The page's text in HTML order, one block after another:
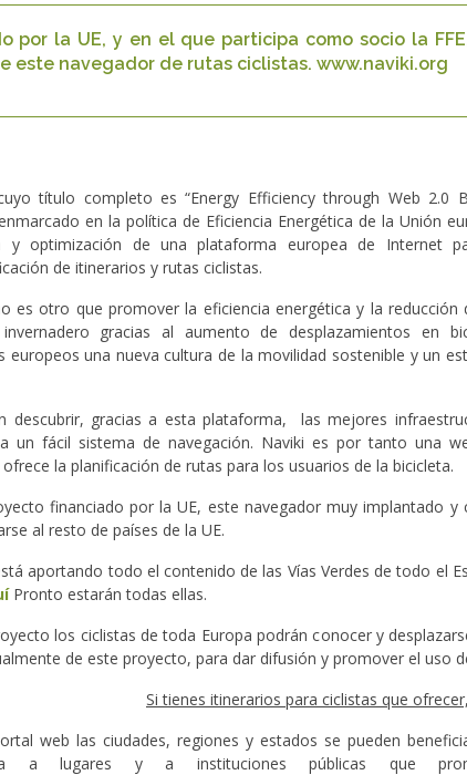
por la UE, y en el que participa como socio la
este navegador de rutas ciclistas. www.naviki.org
título completo es “Energy Efficiency through Web 2.0
en la política de Eficiencia Energética de la Unión
y optimización de una plataforma europea de Internet
de itinerarios y rutas ciclistas.
es otro que promover la eficiencia energética y la reducción
gracias al aumento de desplazamientos en
una nueva cultura de la movilidad sostenible y un
descubrir, gracias a esta plataforma, las mejores
un fácil sistema de navegación. Naviki es por tanto una
la planificación de rutas para los usuarios de la bicicleta.
financiado por la UE, este navegador muy implantado
al resto de países de la UE.
aportando todo el contenido de las Vías Verdes de todo el
Pronto estarán todas ellas.
los ciclistas de toda Europa podrán conocer y
de este proyecto, para dar difusión y promover el uso
Si tienes itinerarios para ciclistas que
web las ciudades, regiones y estados se pueden
a lugares y a instituciones públicas que